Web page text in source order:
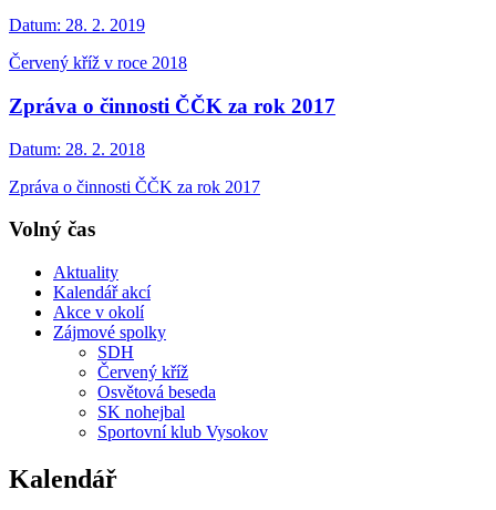
Datum: 28. 2. 2019
Červený kříž v roce 2018
Zpráva o činnosti ČČK za rok 2017
Datum: 28. 2. 2018
Zpráva o činnosti ČČK za rok 2017
Volný čas
Aktuality
Kalendář akcí
Akce v okolí
Zájmové spolky
SDH
Červený kříž
Osvětová beseda
SK nohejbal
Sportovní klub Vysokov
Kalendář